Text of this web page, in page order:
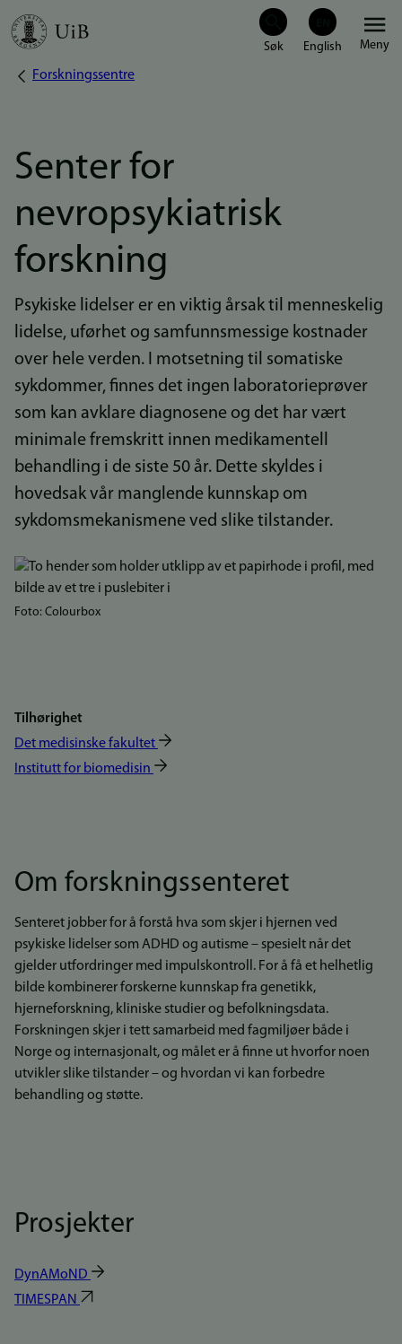
Hopp
hovedinnhold
Meny
Navigasjonssti
Forskningssentre
Senter for
nevropsykiatrisk
forskning
Psykiske lidelser er en viktig årsak til menneskelig
lidelse, uførhet og samfunnsmessige kostnader
over hele verden. I motsetning til somatiske
sykdommer, finnes det ingen laboratorieprøver
som kan avklare diagnosene og det har vært
minimale fremskritt innen medikamentell
behandling i de siste 50 år. Dette skyldes i
hovedsak vår manglende kunnskap om
sykdomsmekanismene ved slike tilstander.
Bilde
Foto: Colourbox
Tilhørighet
Det medisinske fakultet
Institutt for biomedisin
Om forskningssenteret
Senteret jobber for å forstå hva som skjer i hjernen ved
psykiske lidelser som ADHD og autisme – spesielt når det
gjelder utfordringer med impulskontroll. For å få et helhetlig
bilde kombinerer forskerne kunnskap fra genetikk,
hjerneforskning, kliniske studier og befolkningsdata.
Forskningen skjer i tett samarbeid med fagmiljøer både i
Norge og internasjonalt, og målet er å finne ut hvorfor noen
utvikler slike tilstander – og hvordan vi kan forbedre
behandling og støtte.
Prosjekter
DynAMoND
TIMESPAN